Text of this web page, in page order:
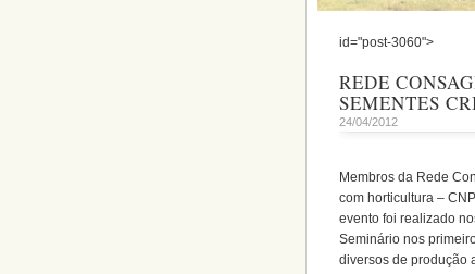
id="post-3060">
REDE
SEMENTES
24/04/2012
Membros da Rede
com horticultura –
evento foi realizado
Seminário nos
diversos de produção